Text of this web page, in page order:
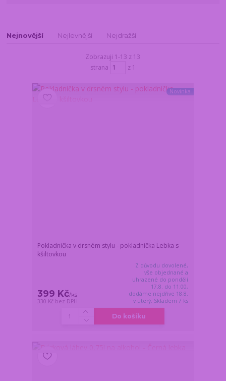
Nejnovější Nejlevnější Nejdražší
Zobrazuji 1-13 z 13
strana
z 1
Novinka
Pokladnička v drsném stylu - pokladnička Lebka s
kšiltovkou
399 Kč/ks
330 Kč bez DPH
Z důvodu dovolené,
vše objednané a
uhrazené do pondělí
17.8. do 11:00,
dodáme nejdříve 18.8.
v úterý. Skladem 7 ks
Do košíku